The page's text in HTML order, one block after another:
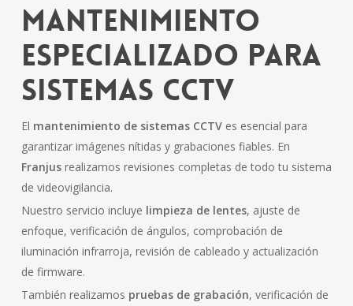
Mantenimiento
especializado para
sistemas CCTV
El mantenimiento de sistemas CCTVes esencial para
garantizar imágenes nítidas y grabaciones fiables. En
Franjusrealizamos revisiones completas de todo tu sistema
de videovigilancia.
Nuestro servicio incluye limpieza de lentes, ajuste de
enfoque, verificación de ángulos, comprobación de
iluminación infrarroja, revisión de cableado y actualización
de firmware.
También realizamos pruebas de grabación, verificación de